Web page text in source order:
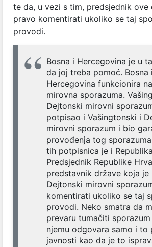
te da, u vezi s tim, predsjednik ove
pravo komentirati ukoliko se taj
provodi.
Bosna i Hercegovina je u
da joj treba pomoć. Bosna i
Hercegovina funkcionira
mirovna sporazuma.
Dejtonski mirovni
potpisao i Vašingtonski i
mirovni sporazum i bio
provođenja tog
tih potpisnica je i
Predsjednik Republike
predstavnik države koja je
Dejtonski mirovni
komentirati ukoliko se taj
provodi. Neko smatra da
prevaru tumačiti
njemu odgovara samo i to
javnosti kao da je to